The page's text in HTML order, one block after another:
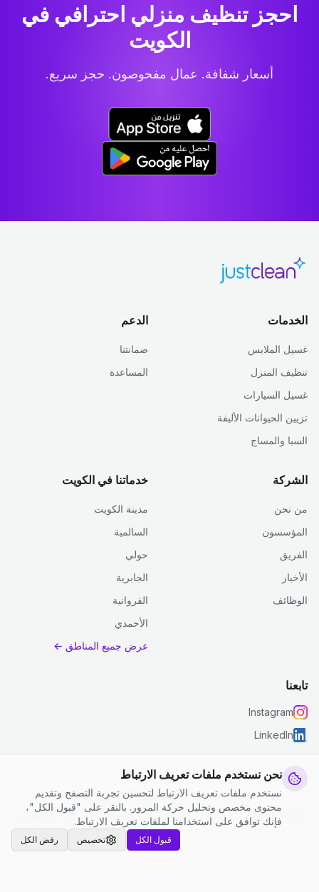
نحن نستخدم ملفات تعريف الارتباط
نستخدم ملفات تعريف الارتباط لتحسين تجربة التصفح وتقديم
محتوى مخصص وتحليل حركة المرور. بالنقر على "قبول الكل"،
فإنك توافق على استخدامنا لملفات تعريف الارتباط.
رفض الكل تخصيص قبول الكل
احجز تنظيف منزلي احترافي في
الكويت
أسعار شفافة. عمال مفحوصون. حجز سريع.
الخدمات
غسيل الملابس
تنظيف المنزل
غسيل السيارات
تزيين الحيوانات الأليفة
السبا والمساج
الدعم
ضمانتنا
المساعدة
الشركة
من نحن
المؤسسون
الفريق
الأخبار
الوظائف
خدماتنا في الكويت
مدينة الكويت
السالمية
حولي
الجابرية
الفروانية
الأحمدي
عرض جميع المناطق ←
تابعنا
Instagram
LinkedIn
© 2026 جست كلين. جميع الحقوق محفوظة.
سياسة الخصوصية
الشروط والأحكام | إعدادات ملفات تعريف الارتباط